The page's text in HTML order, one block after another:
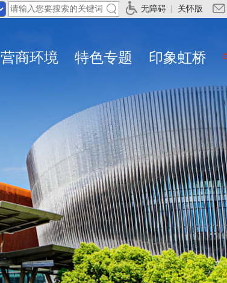
无障碍 关怀版
营商环境 特色专题 印象虹桥